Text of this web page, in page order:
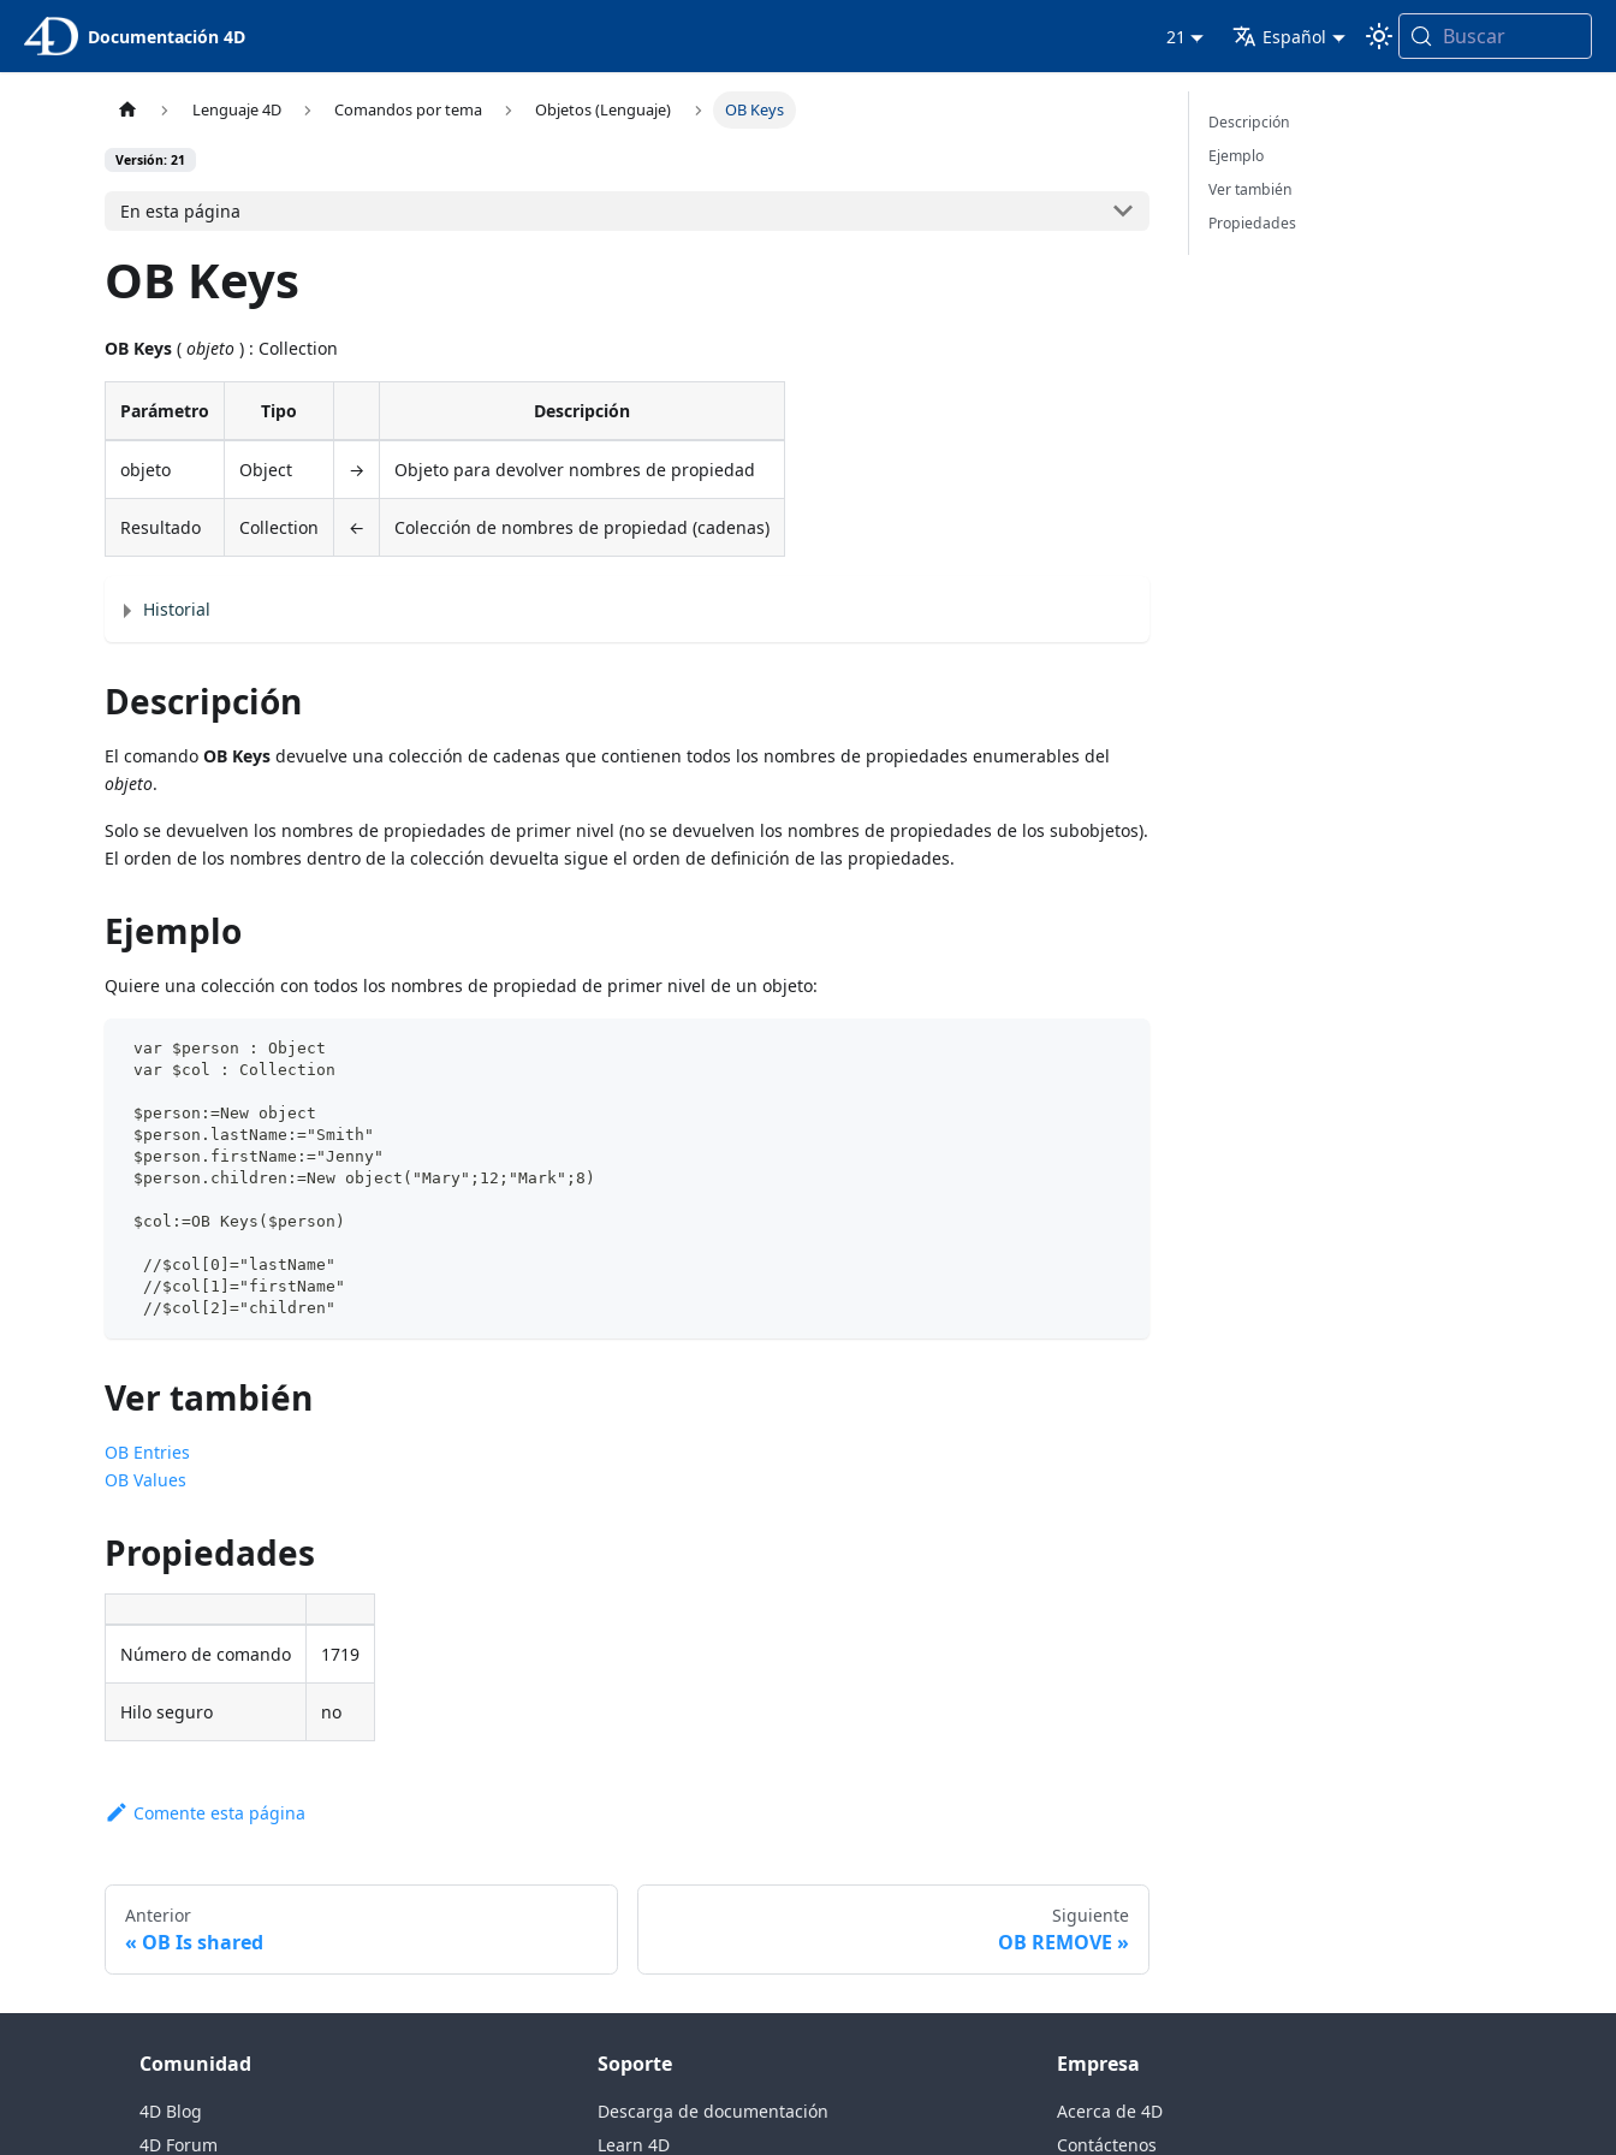
Documentación 4D 21 Español Buscar
Lenguaje 4D Comandos por tema Objetos (Lenguaje) OB Keys
Versión: 21
En esta página
OB Keys
OB Keys (objeto ) : Collection
Parámetro Tipo Descripción
objeto Object → Objeto para devolver nombres de propiedad
Resultado Collection ← Colección de nombres de propiedad (cadenas)
Historial
Descripción
El comandoOB Keys devuelve una colección de cadenas que contienen todos los nombres de propiedades enumerables del
objeto.
Solo se devuelven los nombres de propiedades de primer nivel (no se devuelven los nombres de propiedades de los subobjetos).
El orden de los nombres dentro de la colección devuelta sigue el orden de definición de las propiedades.
Ejemplo
Quiere una colección con todos los nombres de propiedad de primer nivel de un objeto:
var $person : Object
var $col : Collection
$person:=New object
$person.lastName:="Smith"
$person.firstName:="Jenny"
$person.children:=New object("Mary";12;"Mark";8)
$col:=OB Keys($person)
//$col[0]="lastName"
//$col[1]="firstName"
//$col[2]="children"
Ver también
OB Entries
OB Values
Propiedades
Número de comando 1719
Hilo seguro no
Comente esta página
Anterior
OB Is shared
Siguiente
OB REMOVE
Descripción
Ejemplo
Ver también
Propiedades
Comunidad
4D Blog
4D Forum
Soporte
Descarga de documentación
Learn 4D
Empresa
Acerca de 4D
Contáctenos